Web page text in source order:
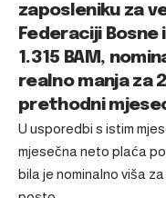
zaposleniku za
Federaciji
1.315 BAM,
realno manja za
prethodni
U usporedbi s istim
mjesečna neto plaća
bila je nominalno viša